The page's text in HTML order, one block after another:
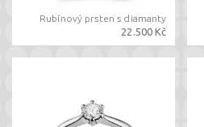
Rubínový prsten s diamanty
22.500 Kč